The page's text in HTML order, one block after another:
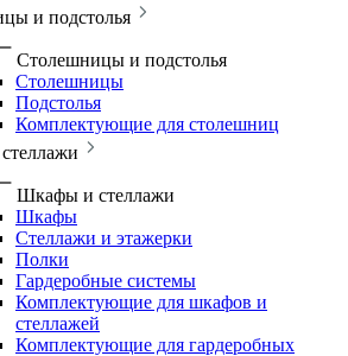
и подстолья
Столешницы и подстолья
Столешницы
Подстолья
Комплектующие для столешниц
Шкафы и стеллажи
Шкафы
Стеллажи и этажерки
Полки
Гардеробные системы
Комплектующие для шкафов и
стеллажей
Комплектующие для гардеробных